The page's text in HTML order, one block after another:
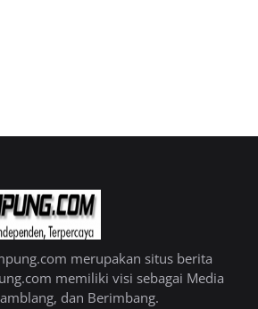
merupakan situs berita
memiliki visi sebagai Media
dan Berimbang.